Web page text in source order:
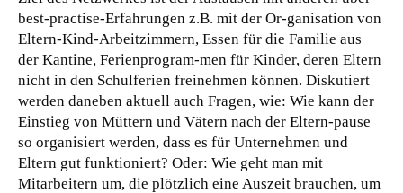
best-practise-Erfahrungen z.B. mit der Or-ganisation von
Eltern-Kind-Arbeitzimmern, Essen für die Familie aus
der Kantine, Ferienprogram-men für Kinder, deren Eltern
nicht in den Schulferien freinehmen können. Diskutiert
werden daneben aktuell auch Fragen, wie: Wie kann der
Einstieg von Müttern und Vätern nach der Eltern-pause
so organisiert werden, dass es für Unternehmen und
Eltern gut funktioniert? Oder: Wie geht man mit
Mitarbeitern um, die plötzlich eine Auszeit brauchen, um